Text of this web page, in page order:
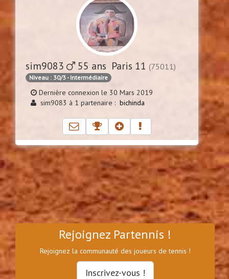
sim9083 55 ans Paris 11 (75011)
Niveau : 30/3 - Intermédiaire
Dernière connexion le 30 Mars 2019
sim9083 à 1 partenaire : bichinda
Rejoignez Partennis !
Rejoignez la communauté des joueurs de tennis !
Inscrivez-vous !